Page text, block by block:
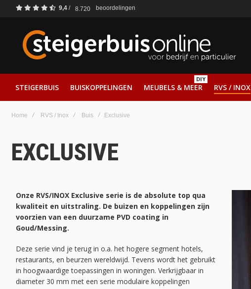
9,4 / 8.720 beoordelingen
STEIGERBUIS BUISKOPPELINGEN MEUBELS & MEER
DIY
RVS / INOX
Home RVS / Inox Buis Exclusive
EXCLUSIVE
Onze RVS/INOX Exclusive serie is de absolute top qua
kwaliteit en uitstraling. De buizen en koppelingen zijn
voorzien van een duurzame PVD coating in
Goud/Messing.
Deze serie vind je terug in o.a. het hogere segment hotels,
restaurants, en beurzen wereldwijd. Tevens wordt het gebruikt
in hoogwaardige toepassingen in woningen. Verkrijgbaar in
diameter 30 mm met een serie modulaire koppelingen